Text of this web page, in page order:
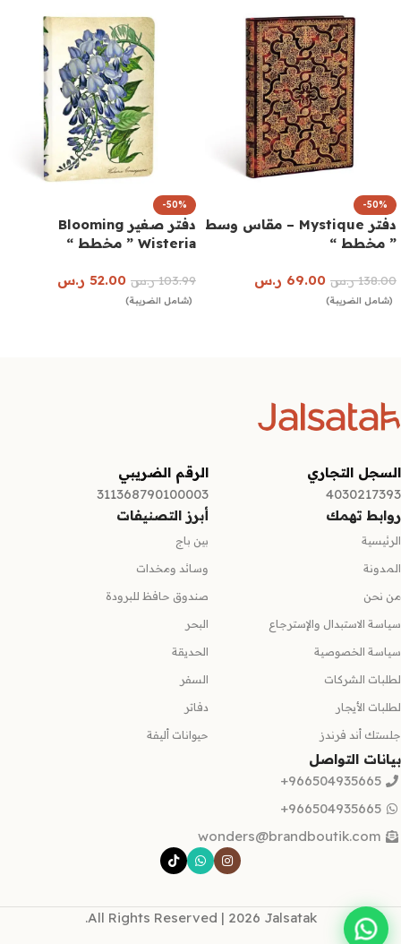
-50%
دفتر Mystique – مقاس وسط
” مخطط “
138.00 ر.س 69.00 ر.س
(شامل الضريبة)
-50%
دفتر صغير Blooming
Wisteria ” مخطط “
103.99 ر.س 52.00 ر.س
(شامل الضريبة)
السجل التجاري
4030217393
الرقم الضريبي
311368790100003
روابط تهمك
الرئيسية
المدونة
من نحن
سياسة الاستبدال والإسترجاع
سياسة الخصوصية
لطلبات الشركات
لطلبات الأيجار
جلستك أند فرندز
أبرز التصنيفات
بين باج
وسائد ومخدات
صندوق حافظ للبرودة
البحر
الحديقة
السفر
دفاتر
حيوانات أليفة
بيانات التواصل
966504935665+
966504935665+
wonders@brandboutik.com
All Rights Reserved | 2026 Jalsatak.